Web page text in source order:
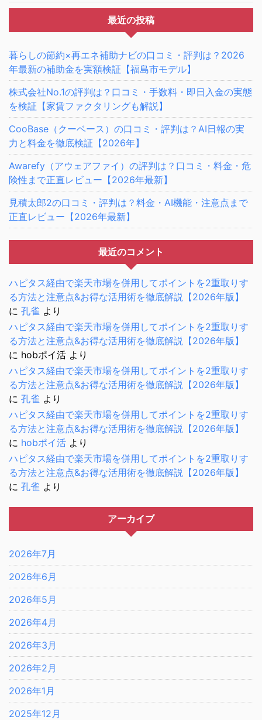
最近の投稿
暮らしの節約×再エネ補助ナビの口コミ・評判は？2026
年最新の補助金を実額検証【福島市モデル】
株式会社No.1の評判は？口コミ・手数料・即日入金の実態
を検証【家賃ファクタリングも解説】
CooBase（クーベース）の口コミ・評判は？AI日報の実
力と料金を徹底検証【2026年】
Awarefy（アウェアファイ）の評判は？口コミ・料金・危
険性まで正直レビュー【2026年最新】
見積太郎2の口コミ・評判は？料金・AI機能・注意点まで
正直レビュー【2026年最新】
最近のコメント
ハピタス経由で楽天市場を併用してポイントを2重取りす
る方法と注意点&お得な活用術を徹底解説【2026年版】
に 孔雀 より
ハピタス経由で楽天市場を併用してポイントを2重取りす
る方法と注意点&お得な活用術を徹底解説【2026年版】
に hobポイ活 より
ハピタス経由で楽天市場を併用してポイントを2重取りす
る方法と注意点&お得な活用術を徹底解説【2026年版】
に 孔雀 より
ハピタス経由で楽天市場を併用してポイントを2重取りす
る方法と注意点&お得な活用術を徹底解説【2026年版】
に hobポイ活 より
ハピタス経由で楽天市場を併用してポイントを2重取りす
る方法と注意点&お得な活用術を徹底解説【2026年版】
に 孔雀 より
アーカイブ
2026年7月
2026年6月
2026年5月
2026年4月
2026年3月
2026年2月
2026年1月
2025年12月